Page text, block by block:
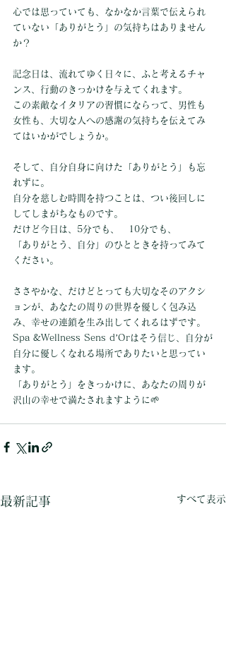
心では思っていても、なかなか言葉で伝えられ
ていない「ありがとう」の気持ちはありません
か？
記念日は、流れてゆく日々に、ふと考えるチャ
ンス、行動のきっかけを与えてくれます。
この素敵なイタリアの習慣にならって、男性も
女性も、大切な人への感謝の気持ちを伝えてみ
てはいかがでしょうか。
そして、自分自身に向けた「ありがとう」も忘
れずに。
自分を慈しむ時間を持つことは、つい後回しに
してしまがちなものです。
だけど今日は、5分でも、　10分でも、
「ありがとう、自分」のひとときを持ってみて
ください。
ささやかな、だけどとっても大切なそのアクシ
ョンが、あなたの周りの世界を優しく包み込
み、幸せの連鎖を生み出してくれるはずです。
Spa &Wellness Sens d’Orはそう信じ、自分が
自分に優しくなれる場所でありたいと思ってい
ます。
「ありがとう」をきっかけに、あなたの周りが
沢山の幸せで満たされますように🌱
最新記事 すべて表示